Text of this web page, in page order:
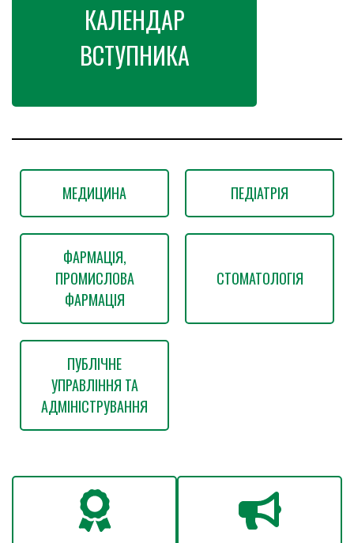
КАЛЕНДАР
ВСТУПНИКА
МЕДИЦИНА ПЕДІАТРІЯ
ФАРМАЦІЯ,
ПРОМИСЛОВА
ФАРМАЦІЯ
СТОМАТОЛОГІЯ
ПУБЛІЧНЕ
УПРАВЛІННЯ ТА
АДМІНІСТРУВАННЯ